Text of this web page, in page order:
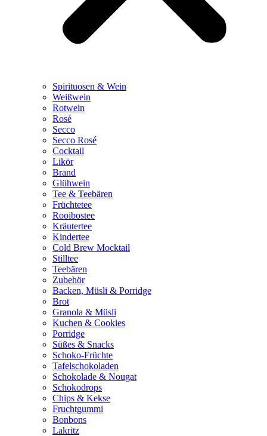
Spirituosen & Wein
Weißwein
Rotwein
Rosé
Secco
Secco Rosé
Cocktail
Likör
Brand
Glühwein
Tee & Teebären
Früchtetee
Rooibostee
Kräutertee
Kindertee
Cold Brew Mocktail
Stilltee
Teebären
Zubehör
Backen, Müsli & Porridge
Brot
Granola & Müsli
Kuchen & Cookies
Porridge
Süßes & Snacks
Schoko-Früchte
Tafelschokoladen
Schokolade & Nougat
Schokodrops
Chips & Kekse
Fruchtgummi
Bonbons
Lakritz